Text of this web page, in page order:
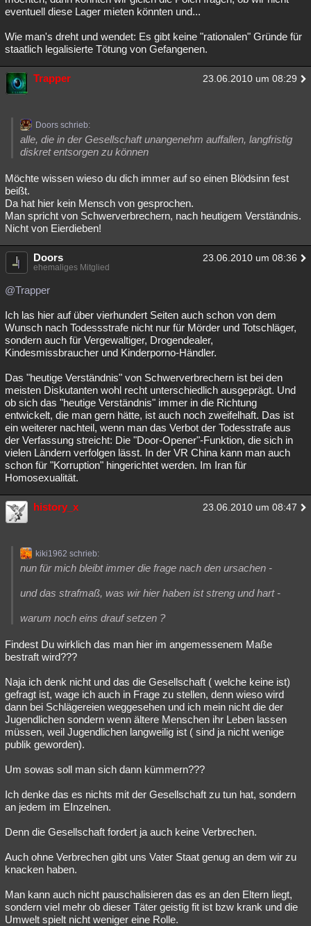
eventuell diese Lager mieten könnten und...
Wie man's dreht und wendet: Es gibt keine "rationalen" Gründe für
staatlich legalisierte Tötung von Gefangenen.
Trapper 23.06.2010 um 08:29
Doors schrieb:
alle, die in der Gesellschaft unangenehm auffallen, langfristig
diskret entsorgen zu können
Möchte wissen wieso du dich immer auf so einen Blödsinn fest
beißt.
Da hat hier kein Mensch von gesprochen.
Man spricht von Schwerverbrechern, nach heutigem Verständnis.
Nicht von Eierdieben!
Doors 23.06.2010 um 08:36
ehemaliges Mitglied
@Trapper
Ich las hier auf über vierhundert Seiten auch schon von dem
Wunsch nach Todessstrafe nicht nur für Mörder und Totschläger,
sondern auch für Vergewaltiger, Drogendealer,
Kindesmissbraucher und Kinderporno-Händler.
Das "heutige Verständnis" von Schwerverbrechern ist bei den
meisten Diskutanten wohl recht unterschiedlich ausgeprägt. Und
ob sich das "heutige Verständnis" immer in die Richtung
entwickelt, die man gern hätte, ist auch noch zweifelhaft. Das ist
ein weiterer nachteil, wenn man das Verbot der Todesstrafe aus
der Verfassung streicht: Die "Door-Opener"-Funktion, die sich in
vielen Ländern verfolgen lässt. In der VR China kann man auch
schon für "Korruption" hingerichtet werden. Im Iran für
Homosexualität.
history_x 23.06.2010 um 08:47
kiki1962 schrieb:
nun für mich bleibt immer die frage nach den ursachen -
und das strafmaß, was wir hier haben ist streng und hart -
warum noch eins drauf setzen ?
Findest Du wirklich das man hier im angemessenem Maße
bestraft wird???
Naja ich denk nicht und das die Gesellschaft ( welche keine ist)
gefragt ist, wage ich auch in Frage zu stellen, denn wieso wird
dann bei Schlägereien weggesehen und ich mein nicht die der
Jugendlichen sondern wenn ältere Menschen ihr Leben lassen
müssen, weil Jugendlichen langweilig ist ( sind ja nicht wenige
publik geworden).
Um sowas soll man sich dann kümmern???
Ich denke das es nichts mit der Gesellschaft zu tun hat, sondern
an jedem im EInzelnen.
Denn die Gesellschaft fordert ja auch keine Verbrechen.
Auch ohne Verbrechen gibt uns Vater Staat genug an dem wir zu
knacken haben.
Man kann auch nicht pauschalisieren das es an den Eltern liegt,
sondern viel mehr ob dieser Täter geistig fit ist bzw krank und die
Umwelt spielt nicht weniger eine Rolle.